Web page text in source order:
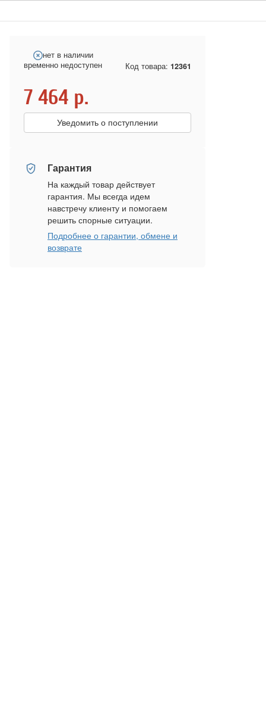
нет в наличии
временно недоступен
Код товара: 12361
7 464 р.
Уведомить о поступлении
Гарантия
На каждый товар действует
гарантия. Мы всегда идем
навстречу клиенту и помогаем
решить спорные ситуации.
Подробнее о гарантии, обмене и
возврате